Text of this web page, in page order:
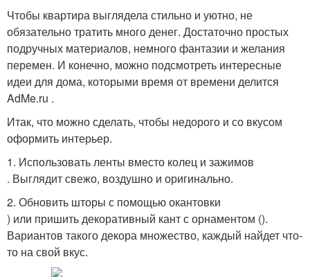
Чтобы квартира выглядела стильно и уютно, не
обязательно тратить много денег. Достаточно простых
подручных материалов, немного фантазии и желания
перемен. И конечно, можно подсмотреть интересные
идеи для дома, которыми время от времени делится
AdMe.ru .
Итак, что можно сделать, чтобы недорого и со вкусом
оформить интерьер.
1. Использовать ленты вместо колец и зажимов
. Выглядит свежо, воздушно и оригинально.
2. Обновить шторы с помощью окантовки
) или пришить декоративный кант с орнаментом ().
Вариантов такого декора множество, каждый найдет что-
то на свой вкус.